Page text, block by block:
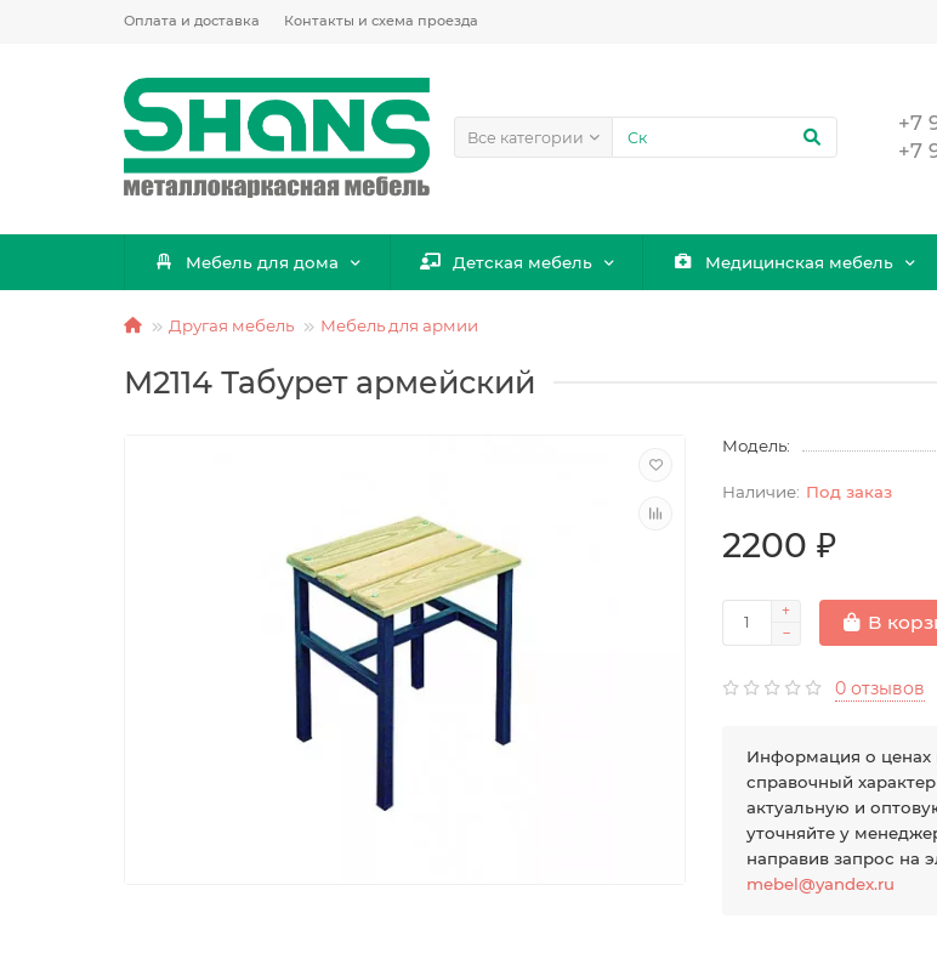
Оплата и доставка Контакты и схема проезда
Все категории
+7
+7
Мебель для дома Детская мебель Медицинская мебель
Другая мебель Мебель для армии
М2114 Табурет армейский
Модель:
Под заказ
2200 ₽
В
0 отзывов
Информация о ценах
справочный
актуальную и
уточняйте у
направив запрос на
mebel@yandex.ru